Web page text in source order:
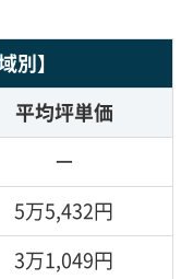
別】
平均坪単価
ー
5万5,432円
3万1,049円